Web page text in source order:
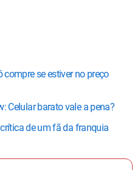
compre se estiver no preço
Celular barato vale a pena?
de um fã da franquia